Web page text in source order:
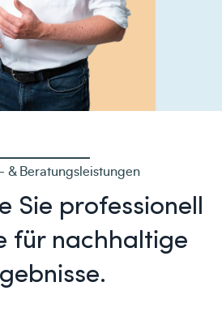
& Beratungsleistungen
Sie professionell
für nachhaltige